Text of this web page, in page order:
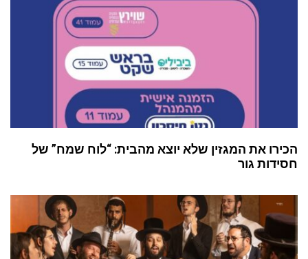
הכירו את המגזין שלא יוצא מהבית: “לוח שמח” של
חסידות גור